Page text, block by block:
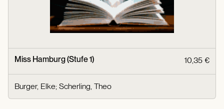
Miss Hamburg (Stufe 1) 10,35 €
Burger, Elke; Scherling, Theo